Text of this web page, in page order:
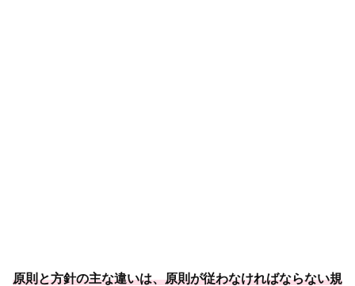
原則と方針の主な違いは、原則が従わなければならない規